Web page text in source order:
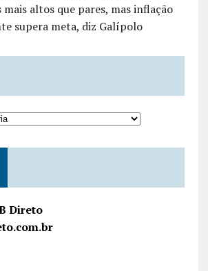
altos que pares, mas inflação
supera meta, diz Galípolo
Direto